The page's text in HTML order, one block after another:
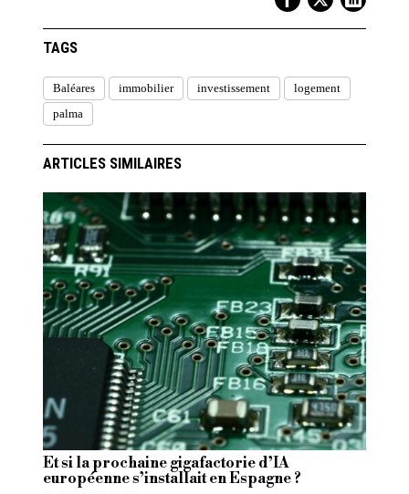
TAGS
Baléares immobilier investissement
logement
palma
ARTICLES SIMILAIRES
Et si la prochaine gigafactorie d’IA
européenne s’installait en Espagne ?